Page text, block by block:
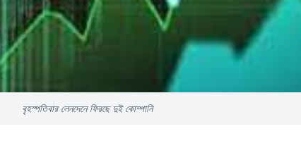
বৃহস্পতিবার লেনদেনে ফিরছে দুই কোম্পানি